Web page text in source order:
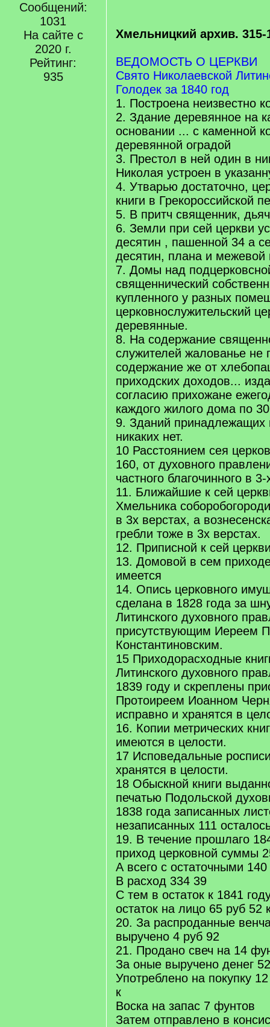
Сообщений:
1031
На сайте с
2020 г.
Рейтинг:
935
Хмельницкий архив. 315-
ВЕДОМОСТЬ О ЦЕРКВИ
Свято Николаевской
Голодек за 1840 год
1. Построена неизвестно
2. Здание деревянное на
основании ... с каменной
деревянной оградой
3. Престол в ней один в
Николая устроен в
4. Утварью достаточно,
книги в Грекороссийской
5. В притч священник,
6. Земли при сей церкви
десятин , пашенной 34 а
десятин, плана и межевой
7. Домы над
священнический
купленного у разных
церковнослужительский
деревянные.
8. На содержание
служителей жалованье не
содержание же от
приходских доходов...
согласию прихожане
каждого жилого дома по
9. Зданий принадлежащих
никаких нет.
10 Расстоянием сея
160, от духовного
частного благочинного в
11. Ближайшие к сей
Хмельника
в 3х верстах, а
гребли тоже в 3х верстах.
12. Приписной к сей
13. Домовой в сем
имеется
14. Опись церковного
сделана в 1828 года за
Литинского духовного
присутствующим Иереем
Константиновским.
15 Приходорасходные
Литинского духовного
1839 году и скреплены
Протоиреем Иоанном
исправно и хранятся в
16. Копии метрических
имеются в целости.
17 Исповедальные
хранятся в целости.
18 Обыскной книги
печатью Подольской
1838 года записанных
незаписанных 111
19. В течение прошлаго
приход церковной суммы
А всего с остаточными
В расход 334 39
С тем в остаток к 1841
остаток на лицо 65 руб 52
20. За распроданные
выручено 4 руб 92
21. Продано свеч на 14
За оные выручено денег
Употреблено на покупку
к
Воска на запас 7 фунтов
Затем отправлено в